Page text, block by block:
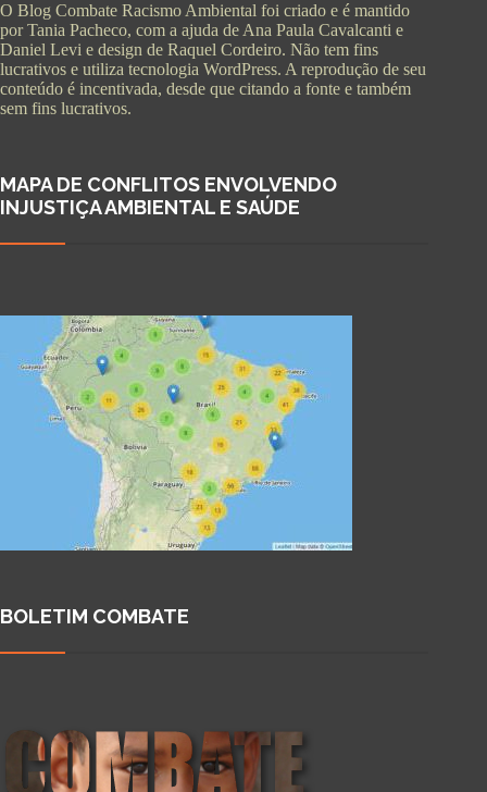
O Blog Combate Racismo Ambiental foi criado e é mantido
por Tania Pacheco, com a ajuda de Ana Paula Cavalcanti e
Daniel Levi e design de Raquel Cordeiro. Não tem fins
lucrativos e utiliza tecnologia WordPress. A reprodução de seu
conteúdo é incentivada, desde que citando a fonte e também
sem fins lucrativos.
MAPA DE CONFLITOS ENVOLVENDO
INJUSTIÇA AMBIENTAL E SAÚDE
BOLETIM COMBATE